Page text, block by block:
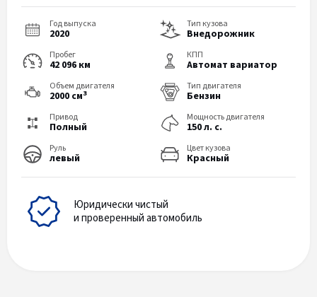
Год выпуска
2020
Тип кузова
Внедорожник
Пробег
42 096 км
КПП
Автомат вариатор
Объем двигателя
2000 см3
Тип двигателя
Бензин
Привод
Полный
Мощность двигателя
150 л. с.
Руль
левый
Цвет кузова
Красный
Юридически чистый
и проверенный автомобиль